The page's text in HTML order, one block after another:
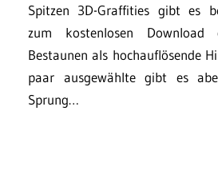
Spitzen 3D-Graffities gibt es
zum kostenlosen
Bestaunen als hochauflösende
paar ausgewählte gibt es
Sprung…